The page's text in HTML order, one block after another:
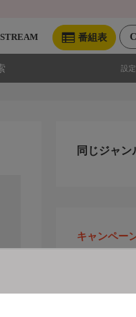
番組表
設定
同じジャン
キャンペー